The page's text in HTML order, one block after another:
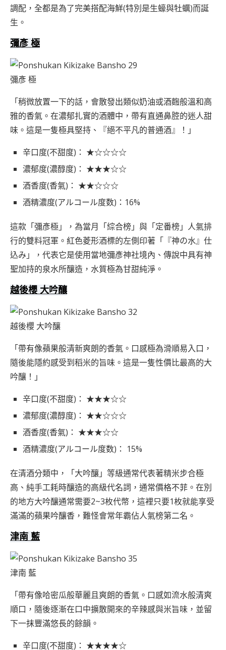
調配，全都是為了完美搭配海鮮(特別是生蠔與牡蠣)而誕
生。
彌彥 極
彌彥 極
「稍微放置一下的話，會散發出類似奶油或酒麴般溫和高
雅的香氣。在濃郁扎實的酒體中，帶有直通鼻腔的迷人甜
味。這是一隻極具堅持、『絕不平凡的普通酒』！」
辛口度(不甜度)： ★☆☆☆☆
濃郁度(濃醇度)： ★★★☆☆
酒香度(香氣)： ★★☆☆☆
酒精濃度(アルコール度数)：16%
這款「彌彥極」，為當月「綜合榜」與「定番榜」人氣排
行的雙料冠軍。紅色菱形酒標的左側印著「『神の水』仕
込み」，代表它是使用當地彌彥神社境內、傳說中具有神
聖加持的泉水所釀造，水質極為甘甜純淨。
越後櫻 大吟釀
越後櫻 大吟釀
「帶有像蘋果般清新爽朗的香氣。口感極為滑順易入口，
隨後能隱約感受到稻米的旨味。這是一隻性價比最高的大
吟釀！」
辛口度(不甜度)： ★★★☆☆
濃郁度(濃醇度)： ★★☆☆☆
酒香度(香氣)： ★★★☆☆
酒精濃度(アルコール度数)： 15%
在清酒分類中，「大吟釀」等級通常代表著精米步合極
高、純手工耗時釀造的高級代名詞，通常價格不菲。在別
的地方大吟釀通常需要2~3枚代幣，這裡只要1枚就能享受
滿滿的蘋果吟釀香，難怪會常年霸佔人氣榜第二名。
津南 藍
津南 藍
「帶有像哈密瓜般華麗且爽朗的香氣。口感如流水般清爽
順口，隨後逐漸在口中擴散開來的辛辣感與米旨味，並留
下一抹豐滿悠長的餘韻。
辛口度(不甜度)： ★★★★☆